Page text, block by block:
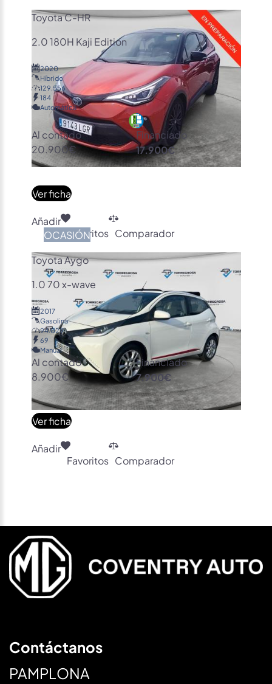
Toyota C-HR
2.0 180H Kaji Edition
2020
Híbrido
129.556
184
Automática
Al contado
20.900€
Financiado
17.900€
Ver ficha
Añadir
Favoritos Comparador
OCASIÓN
Toyota Aygo
1.0 70 x-wave
2017
Gasolina
94.029
69
Manual
Al contado
8.900€
Financiado
7.900€
Ver ficha
Añadir
Favoritos Comparador
Contáctanos
PAMPLONA